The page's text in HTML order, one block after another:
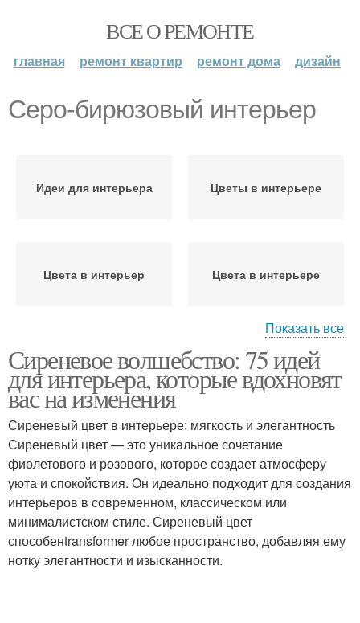
ВСЕ О РЕМОНТЕ
главная ремонт квартир ремонт дома дизайн
Серо-бирюзовый интерьер
Идеи для интерьера Цветы в интерьере
Цвета в интерьер Цвета в интерьере
интерьер
Интерьер с
серебристыми
акцентами
Комбинации для
интерьера
Золотой в интерьере
Показать все
Сиреневое волшебство: 75 идей
для интерьера, которые вдохновят
вас на изменения
Сиреневый цвет в интерьере: мягкость и элегантность
Сиреневый цвет — это уникальное сочетание
фиолетового и розового, которое создает атмосферу
уюта и спокойствия. Он идеально подходит для создания
интерьеров в современном, классическом или
минималистском стиле. Сиреневый цвет
способенtransformer любое пространство, добавляя ему
нотку элегантности и изысканности.